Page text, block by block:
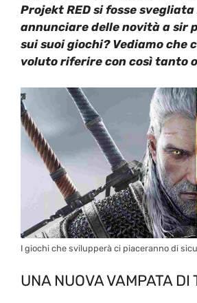
Projekt RED si fosse
annunciare delle novità a sir
sui suoi giochi? Vediamo che
voluto riferire con così tanto
I giochi che svilupperà ci piaceranno di
UNA NUOVA VAMPATA DI